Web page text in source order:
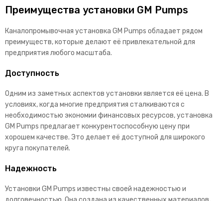
Преимущества установки GM Pumps
Каналопромывочная установка GM Pumps обладает рядом
преимуществ, которые делают её привлекательной для
предприятия любого масштаба.
Доступность
Одним из заметных аспектов установки является её цена. В
условиях, когда многие предприятия сталкиваются с
необходимостью экономии финансовых ресурсов, установка
GM Pumps предлагает конкурентоспособную цену при
хорошем качестве. Это делает её доступной для широкого
круга покупателей.
Надежность
Установки GM Pumps известны своей надежностью и